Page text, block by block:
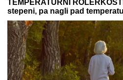
06. 08. 2026 09:39
Marija (3) se igrala u dvorištu i
42 godine otac je pronašao,
gde je bila